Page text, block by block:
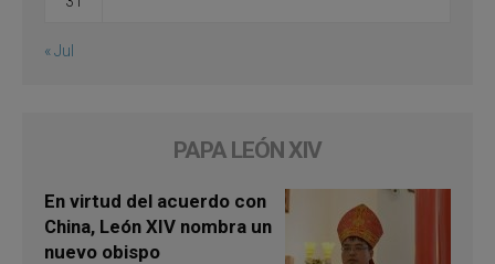
« Jul
PAPA LEÓN XIV
En virtud del acuerdo con
China, León XIV nombra un
nuevo obispo